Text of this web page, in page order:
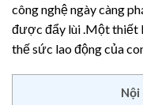
công nghệ ngày càng
được đẩy lùi .Một thiết
thế sức lao động của